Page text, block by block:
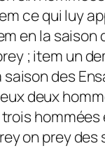
ce qui luy
en la
; item un
des
deux
on prey